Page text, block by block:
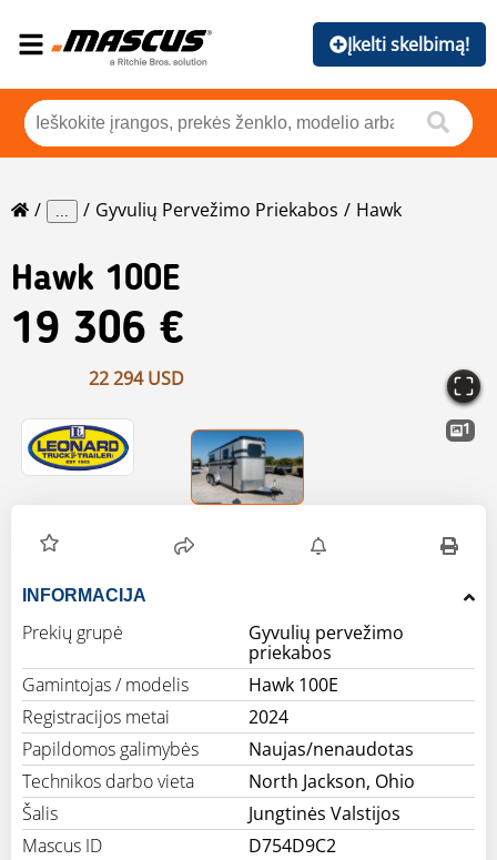
Įkelti skelbimą!
... Gyvulių Pervežimo Priekabos Hawk
Hawk 100E
19 306 €
22 294 USD
1
INFORMACIJA
Prekių grupė
Gyvulių pervežimo
priekabos
Gamintojas / modelis
Hawk 100E
Registracijos metai
2024
Papildomos galimybės
Naujas/nenaudotas
Technikos darbo vieta
North Jackson, Ohio
Šalis
Jungtinės Valstijos
Mascus ID
D754D9C2